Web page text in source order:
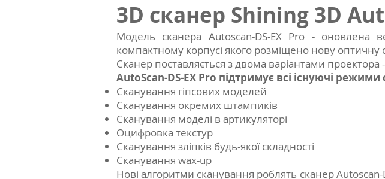
3D сканер Shining 3D
Модель сканера Autoscan-DS-EX Pro - оновлена
компактному корпусі якого розміщено нову
Сканер поставляється з двома варіантами проектора
AutoScan-DS-EX Pro підтримує всі існуючі
Сканування гіпсових моделей
Сканування окремих штампиків
Сканування моделі в артикуляторі
Оцифровка текстур
Сканування зліпків будь-якої складності
Сканування wax-up
Нові алгоритми сканування роблять сканер